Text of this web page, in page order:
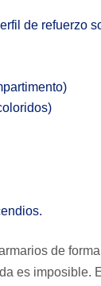
de refuerzo
de
es